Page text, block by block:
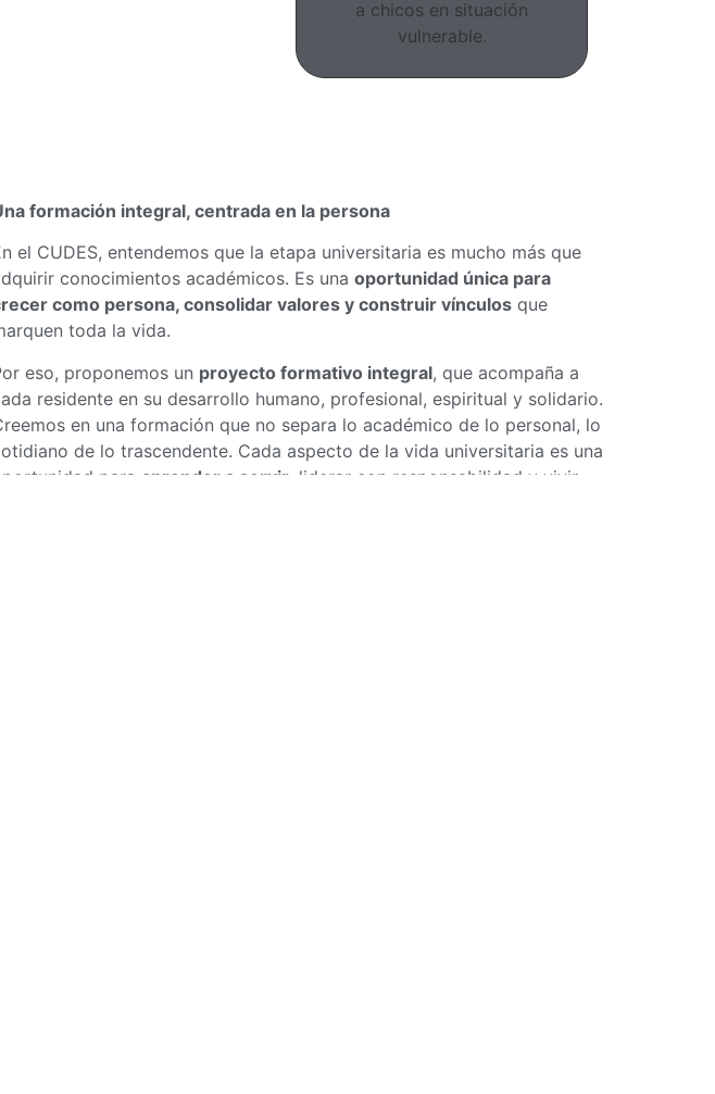
a chicos en situación
vulnerable.
formación integral, centrada en la persona
el CUDES, entendemos que la etapa universitaria es mucho más que
conocimientos académicos. Es unaoportunidad única para
como persona, consolidar valores y construir vínculos que
toda la vida.
eso, proponemos un proyecto formativo integral, que acompaña a
residente en su desarrollo humano, profesional, espiritual y solidario.
en una formación que no separa lo académico de lo personal, lo
de lo trascendente. Cada aspecto de la vida universitaria es una
para aprender a servir , liderar con responsabilidad y vivir